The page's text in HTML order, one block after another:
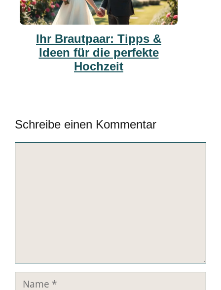
Ihr Brautpaar: Tipps &
Ideen für die perfekte
Hochzeit
Schreibe einen Kommentar
Name